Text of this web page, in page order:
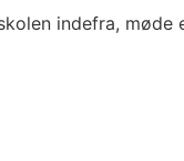
indefra,